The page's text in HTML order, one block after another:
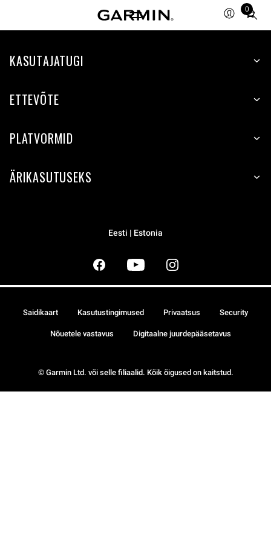
0
Total
items
cart:
KASUTAJATUGI
ETTEVÕTE
PLATVORMID
ÄRIKASUTUSEKS
Eesti | Estonia
© Garmin Ltd. või selle filiaalid. Kõik õigused on kaitstud.
Saidikaart Kasutustingimused Privaatsus Security
Nõuetele vastavus Digitaalne juurdepääsetavus